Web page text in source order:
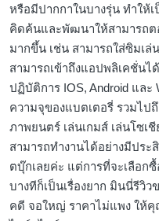
หรือมีปากกาในบางรุ่น ทำให้
คิดค้นและพัฒนาให้สามารถต
มากขึ้น เช่น สามารถใส่ซิมเล่
สามารถเข้าถึงแอปพลิเคชั่นไ
ปฏิบัติการ IOS, Android และ
ความจุของแบตเตอรี่ รวมไป
ภาพยนตร์ เล่นเกมส์ เล่นโซเ
สามารถทำงานได้อย่างมีปร
ตบุ๊กเลยค่ะ แต่การที่จะเลือก
บางทีก็เป็นเรื่องยาก มินนี่รีวิ
คดี จอใหญ่ ราคาไม่แพง ให้คุ